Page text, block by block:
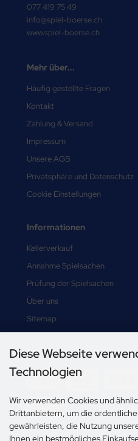
077 419 75 49
info@spiel-boerse.ch
www.spiel-boerse.ch
Mehr über...
Häufig gestellte Fragen
Kontakt
Zahlung & Versand
Impressum
Unsere AGB
Privatsphäre und Datenschutz
Cookie Einstellungen
Informationen
Kellerverkauf
Annahme Spielsachen
Prüfung der Spielsachen
Über uns
Sitemap
Zahlungsmethoden
Diese Webseite
Technologien
Wir verwenden Cookies und
Drittanbietern, um die
gewährleisten, die Nutzung
Ihnen ein bestmögliches